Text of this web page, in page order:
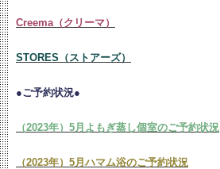
Creema（クリーマ）
STORES（ストアーズ）
●ご予約状況●
（2023年）5月よもぎ蒸し個室のご予約状況
（2023年）5月ハマム浴のご予約状況